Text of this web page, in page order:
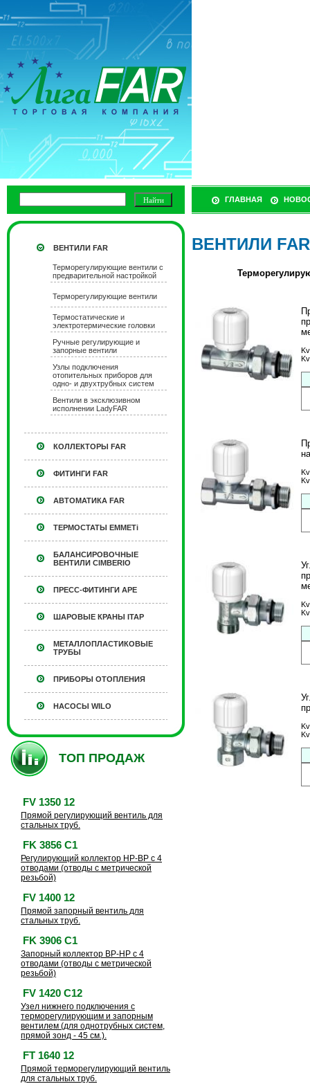
ГЛАВНАЯ
ВЕНТИЛИ FAR
Терморегулирующие вентили с
предварительной настройкой
Терморегулирующие вентили
Термостатические и
электротермические головки
Ручные регулирующие и
запорные вентили
Узлы подключения
отопительных приборов для
одно- и двухтрубных систем
Вентили в эксклюзивном
исполнении LadyFAR
КОЛЛЕКТОРЫ FAR
ФИТИНГИ FAR
АВТОМАТИКА FAR
ТЕРМОСТАТЫ EMMETi
БАЛАНСИРОВОЧНЫЕ
ВЕНТИЛИ CIMBERIO
ПРЕСС-ФИТИНГИ APE
ШАРОВЫЕ КРАНЫ ITAP
МЕТАЛЛОПЛАСТИКОВЫЕ
ТРУБЫ
ПРИБОРЫ ОТОПЛЕНИЯ
НАСОСЫ WILO
ТОП ПРОДАЖ
FV 1350 12
Прямой регулирующий вентиль для
стальных труб.
FK 3856 C1
Регулирующий коллектор HP-BP с 4
отводами (отводы с метрической
резьбой)
FV 1400 12
Прямой запорный вентиль для
стальных труб.
FK 3906 C1
Запорный коллектор BP-HP с 4
отводами (отводы с метрической
резьбой)
FV 1420 C12
Узел нижнего подключения с
терморегулирующим и запорным
вентилем (для однотрубных систем,
прямой зонд - 45 см.).
FT 1640 12
Прямой терморегулирующий вентиль
для стальных труб.
ВЕНТИЛИ FAR